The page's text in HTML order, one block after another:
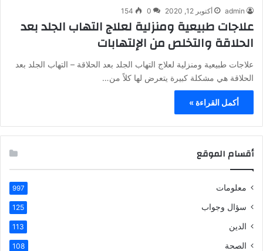
admin أكتوبر 12, 2020 0
154
علاجات طبيعية ومنزلية لعلاج التهاب الجلد بعد
الحلاقة والتخلص من الإلتهابات
علاجات طبيعية ومنزلية لعلاج التهاب الجلد بعد الحلاقة – التهاب الجلد بعد
الحلاقة هي مشكلة كبيرة يتعرض لها كلاً من…
أكمل القراءة »
أقسام الموقع
معلومات 997
سؤال وجواب 125
الدين 113
الصحة 108